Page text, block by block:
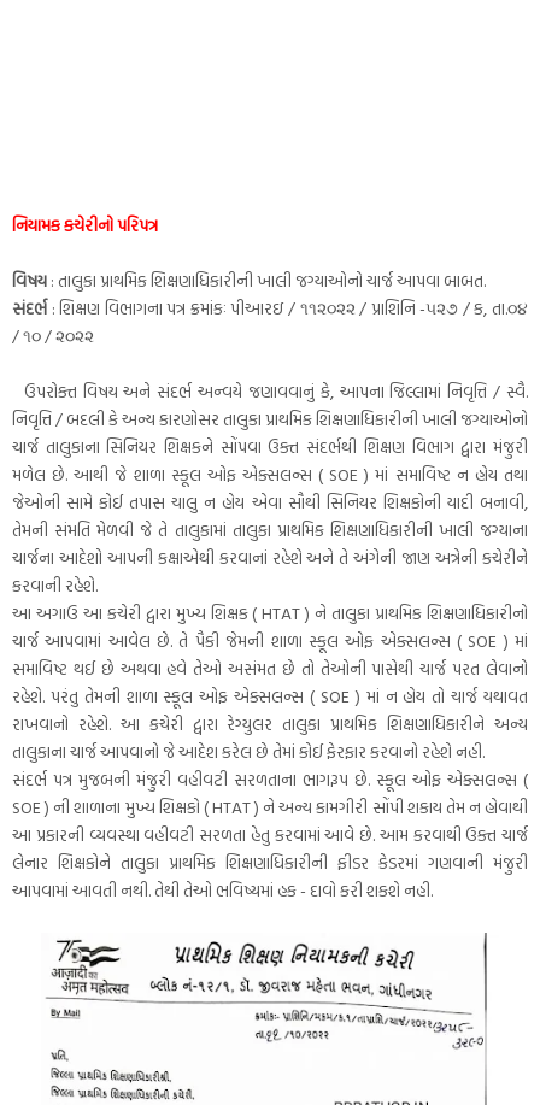
નિયામક કચેરીનો પરિપત્ર
વિષય: તાલુકા પ્રાથમિક શિક્ષણાધિકારીની ખાલી જગ્યાઓનો ચાર્જ આપવા બાબત.
સંદર્ભ: શિક્ષણ વિભાગના પત્ર ક્રમાંકઃ પીઆરઇ / ૧૧૨૦૨૨ / પ્રાશિનિ -૫૨૭ / ક, તા.૦૪
/ ૧૦ / ૨૦૨૨
ઉપરોક્ત વિષય અને સંદર્ભ અન્વયે જણાવવાનું કે, આપના જિલ્લામાં નિવૃત્તિ / સ્વૈ.
નિવૃત્તિ / બદલી કે અન્ય કારણોસર તાલુકા પ્રાથમિક શિક્ષણાધિકારીની ખાલી જગ્યાઓનો
ચાર્જ તાલુકાના સિનિયર શિક્ષકને સોંપવા ઉક્ત સંદર્ભથી શિક્ષણ વિભાગ દ્વારા મંજુરી
મળેલ છે. આથી જે શાળા સ્કૂલ ઓફ એક્સલન્સ ( SOE ) માં સમાવિષ્ટ ન હોય તથા
જેઓની સામે કોઈ તપાસ ચાલુ ન હોય એવા સૌથી સિનિયર શિક્ષકોની યાદી બનાવી,
તેમની સંમતિ મેળવી જે તે તાલુકામાં તાલુકા પ્રાથમિક શિક્ષણાધિકારીની ખાલી જગ્યાના
ચાર્જના આદેશો આપની કક્ષાએથી કરવાનાં રહેશે અને તે અંગેની જાણ અત્રેની કચેરીને
કરવાની રહેશે.
આ અગાઉ આ કચેરી દ્વારા મુખ્ય શિક્ષક ( HTAT ) ને તાલુકા પ્રાથમિક શિક્ષણાધિકારીનો
ચાર્જ આપવામાં આવેલ છે. તે પૈકી જેમની શાળા સ્કૂલ ઓફ એક્સલન્સ ( SOE ) માં
સમાવિષ્ટ થઈ છે અથવા હવે તેઓ અસંમત છે તો તેઓની પાસેથી ચાર્જ પરત લેવાનો
રહેશે. પરંતુ તેમની શાળા સ્કૂલ ઓફ એક્સલન્સ ( SOE ) માં ન હોય તો ચાર્જ યથાવત
રાખવાનો રહેશે. આ કચેરી દ્વારા રેગ્યુલર તાલુકા પ્રાથમિક શિક્ષણાધિકારીને અન્ય
તાલુકાના ચાર્જ આપવાનો જે આદેશ કરેલ છે તેમાં કોઈ ફેરફાર કરવાનો રહેશે નહી.
સંદર્ભ પત્ર મુજબની મંજુરી વહીવટી સરળતાના ભાગરૂપ છે. સ્કૂલ ઓફ એક્સલન્સ (
SOE ) ની શાળાના મુખ્ય શિક્ષકો ( HTAT ) ને અન્ય કામગીરી સોંપી શકાય તેમ ન હોવાથી
આ પ્રકારની વ્યવસ્થા વહીવટી સરળતા હેતુ કરવામાં આવે છે. આમ કરવાથી ઉક્ત ચાર્જ
લેનાર શિક્ષકોને તાલુકા પ્રાથમિક શિક્ષણાધિકારીની ફીડર કેડરમાં ગણવાની મંજુરી
આપવામાં આવતી નથી. તેથી તેઓ ભવિષ્યમાં હક - દાવો કરી શકશે નહી.